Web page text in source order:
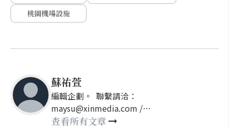
桃園機場設施
蘇祐萱
編輯企劃。 聯繫請洽：
maysu@xinmedia.com /
may860527@gmail.com
查看所有文章